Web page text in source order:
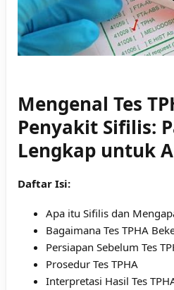
Mengenal Tes
Penyakit Sifilis:
Lengkap untuk
Daftar Isi:
Apa itu Sifilis dan
Bagaimana Tes TPHA
Persiapan Sebelum Tes
Prosedur Tes TPHA
Interpretasi Hasil Tes